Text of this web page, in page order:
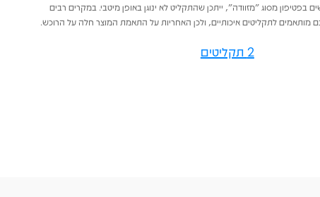
מסוג "מזוודה", ייתכן שהתקליט לא ינוגן באופן מיטבי. במקרים רבים
מותאמים לתקליטים איכותיים, ולכן האחריות על התאמת המוצר חלה על הרוכש.
2 תקליטים